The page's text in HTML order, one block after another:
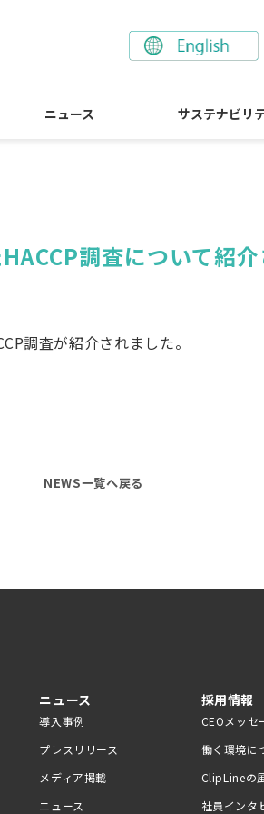
ニュース サステナビリ
調査について紹
調査が紹介されました。
NEWS一覧へ戻る
ニュース
導入事例
プレスリリース
メディア掲載
ニュース
採用情報
CEOメッセ
働く環境に
ClipLineの
社員インタ